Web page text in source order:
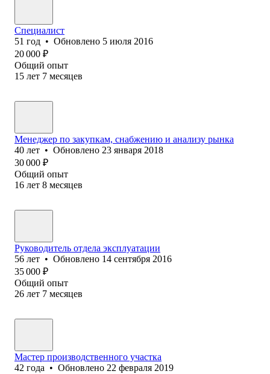
Специалист
51 год • Обновлено 5 июля 2016
20 000 ₽
Общий опыт
15 лет 7 месяцев
Менеджер по закупкам, снабжению и анализу рынка
40 лет • Обновлено 23 января 2018
30 000 ₽
Общий опыт
16 лет 8 месяцев
Руководитель отдела эксплуатации
56 лет • Обновлено 14 сентября 2016
35 000 ₽
Общий опыт
26 лет 7 месяцев
Мастер производственного участка
42 года • Обновлено 22 февраля 2019